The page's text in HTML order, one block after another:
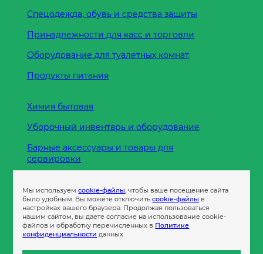
Спецодежда, обувь и средства защиты
Принадлежности для касс и торговли
Оборудование для туалетных комнат
Продукты питания
Химия бытовая
Уборочный инвентарь и оборудование
Барные аксессуары и товары для
сервировки
Пленка
Пакеты и сумки
Контейнеры
Мы используемcookie-файлы, чтобы ваше посещение сайта
было удобным. Вы можете отключитьcookie-файлы в
настройках вашего браузера. Продолжая пользоваться
нашим сайтом, вы даете согласие на использование cookie-
файлов и обработку перечисленных в Политике
конфиденциальности данных.